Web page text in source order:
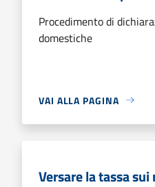
Procedimento di
domestiche
VAI ALLA PAGINA
Versare la tassa